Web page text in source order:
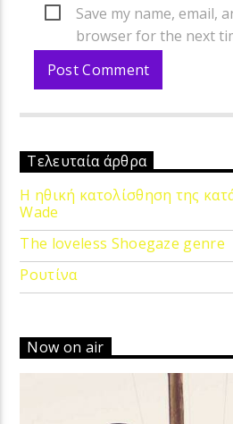
Save my name, email,
browser for the next
Τελευταία άρθρα
Η ηθική κατολίσθηση της
Wade
The loveless Shoegaze genre
Ρουτίνα
Now on air